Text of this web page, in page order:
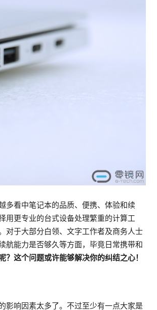
多看中笔记本的品质、便携、体验和续
用更专业的台式设备处理繁重的计算工
对于大部分白领、文字工作者及商务人士
航能力是否够久等方面，毕竟日常携带和
？这个问题或许能够解决你的纠结之心！
影响因素太多了。不过至少有一点大家是